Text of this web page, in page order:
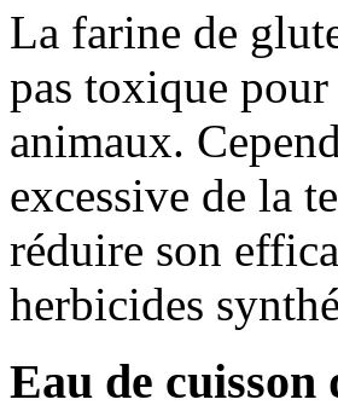
La farine de
pas toxique
animaux.
excessive de la
réduire son
herbicides
Eau de cuisson